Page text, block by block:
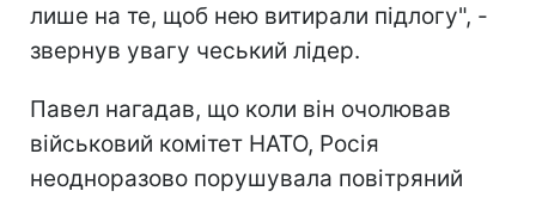
лише на те, щоб нею витирали підлогу", -
звернув увагу чеський лідер.
Павел нагадав, що коли він очолював
військовий комітет НАТО, Росія
неодноразово порушувала повітряний